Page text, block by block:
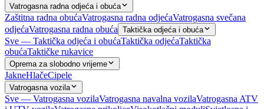
Vatrogasna radna odjeća i obuća
Zaštitna radna obućaVatrogasna radna odjećaVatrogasna svečana
odjećaVatrogasna radna obuća Taktička odjeća i obuća
Sve — Taktička odjeća i obućaTaktička odjećaTaktička
obućaTaktičke rukavice
Oprema za slobodno vrijeme
JakneHlačeCipele
Vatrogasna vozila
Sve — Vatrogasna vozilaVatrogasna navalna vozilaVatrogasna ATV